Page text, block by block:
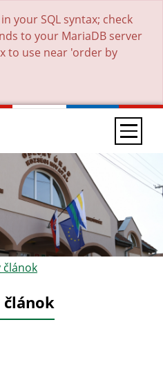
your SQL syntax; check
to your MariaDB server
to use near 'order by
článok